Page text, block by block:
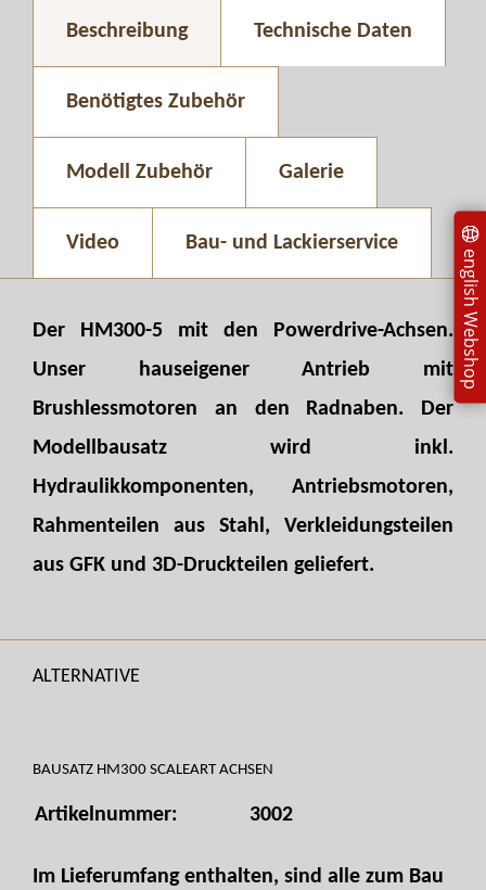
Beschreibung Technische Daten
Benötigtes Zubehör
Modell Zubehör Galerie
Video Bau- und Lackierservice
Der HM300-5 mit den Powerdrive-Achsen.
Unser hauseigener Antrieb mit
Brushlessmotoren an den Radnaben. Der
Modellbausatz wird inkl.
Hydraulikkomponenten, Antriebsmotoren,
Rahmenteilen aus Stahl, Verkleidungsteilen
aus GFK und 3D-Druckteilen geliefert.
ALTERNATIVE
BAUSATZ HM300 SCALEART ACHSEN
Artikelnummer: 3002
Im Lieferumfang enthalten, sind alle zum Bau
english Webshop